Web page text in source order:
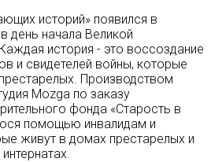
историй» появился в
день начала Великой
история - это воссоздание
и свидетелей войны, которые
Производством
Mozga по заказу
фонда «Старость в
помощью инвалидам и
живут в домах престарелых и